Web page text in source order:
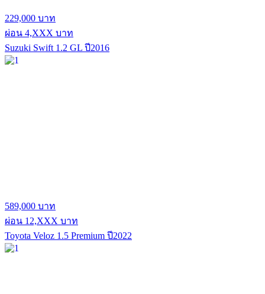
229,000 บาท
ผ่อน 4,XXX บาท
Suzuki Swift 1.2 GL ปี2016
589,000 บาท
ผ่อน 12,XXX บาท
Toyota Veloz 1.5 Premium ปี2022